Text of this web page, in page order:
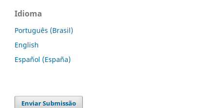
Idioma
Português (Brasil)
English
Español (España)
Enviar Submissão